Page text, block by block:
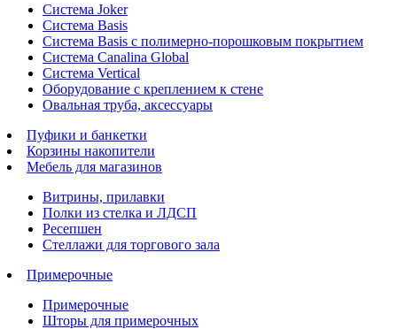
Система Joker
Система Basis
Система Basis с полимерно-порошковым покрытием
Система Canalina Global
Система Vertical
Оборудование с креплением к стене
Овальная труба, аксессуары
Пуфики и банкетки
Корзины накопители
Мебель для магазинов
Витрины, прилавки
Полки из стелка и ЛДСП
Ресепшен
Стеллажи для торгового зала
Примерочные
Примерочные
Шторы для примерочных